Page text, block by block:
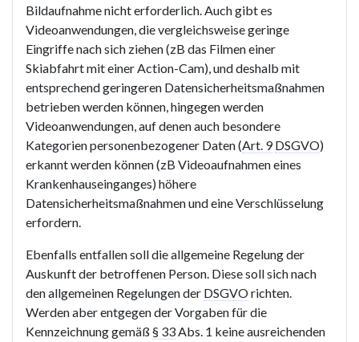
Bildaufnahme nicht erforderlich. Auch gibt es
Videoanwendungen, die vergleichsweise geringe
Eingriffe nach sich ziehen (zB das Filmen einer
Skiabfahrt mit einer Action-Cam), und deshalb mit
entsprechend geringeren Datensicherheitsmaßnahmen
betrieben werden können, hingegen werden
Videoanwendungen, auf denen auch besondere
Kategorien personenbezogener Daten (Art. 9 DSGVO)
erkannt werden können (zB Videoaufnahmen eines
Krankenhauseinganges) höhere
Datensicherheitsmaßnahmen und eine Verschlüsselung
erfordern.
Ebenfalls entfallen soll die allgemeine Regelung der
Auskunft der betroffenen Person. Diese soll sich nach
den allgemeinen Regelungen der DSGVOrichten.
Werden aber entgegen der Vorgaben für die
Kennzeichnung gemäß§ 33Abs. 1 keine ausreichenden